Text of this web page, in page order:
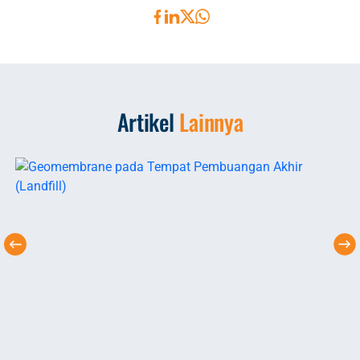
ArtikelLainnya